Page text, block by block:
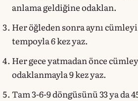
anlama geldiğine odaklan.
Her öğleden sonra aynı
tempoyla 6 kez yaz.
Her gece yatmadan önce
odaklanmayla 9 kez yaz.
Tam 3-6-9 döngüsünü 33 ya da